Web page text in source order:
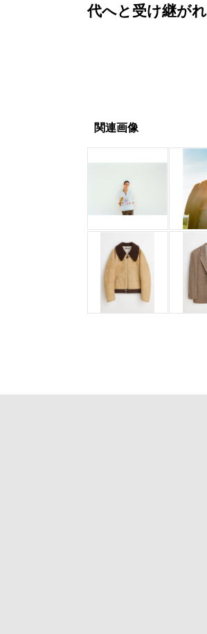
代へと受け継が
関連画像